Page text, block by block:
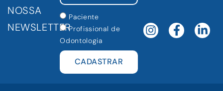
NOSSA
NEWSLETTER
Paciente
Profissional de
Odontologia
CADASTRAR